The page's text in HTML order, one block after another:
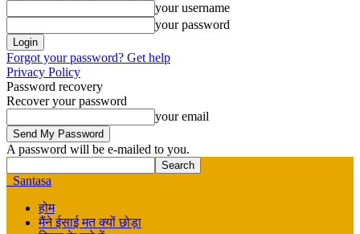
your username
your password
Forgot your password? Get help
Privacy Policy
Password recovery
Recover your password
your email
A password will be e-mailed to you.
Santasa
होम
मैंने ईसाई मत क्यों छोड़ा